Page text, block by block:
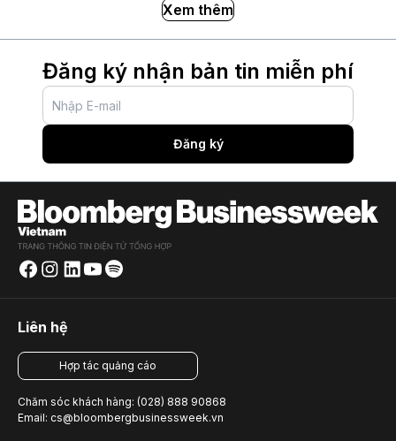
Xem thêm
Đăng ký nhận bản tin miễn phí
Đăng ký
Liên hệ
Hợp tác quảng cáo
Chăm sóc khách hàng: (028) 888 90868
Email: cs@bloombergbusinessweek.vn